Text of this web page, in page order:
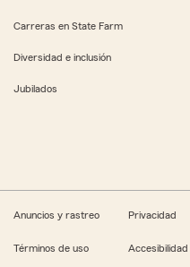
Carreras en State Farm
Diversidad e inclusión
Jubilados
Anuncios y rastreo Privacidad
Términos de uso Accesibilidad